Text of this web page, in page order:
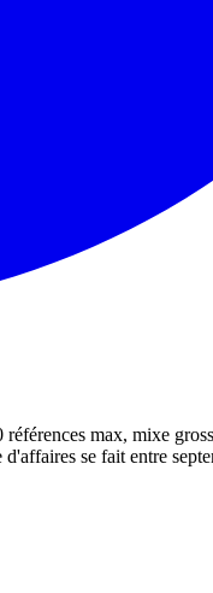
max, mixe
se fait entre